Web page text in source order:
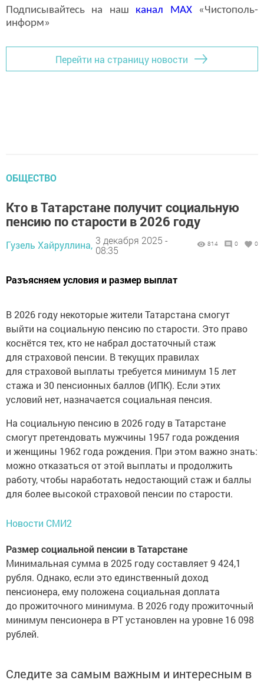
Подписывайтесь на наш канал MAX«Чистополь-
информ»
Перейти на страницу новости
ОБЩЕСТВО
Кто в Татарстане получит социальную
пенсию по старости в 2026 году
Гузель Хайруллина, 3 декабря 2025 -
08:35
814 0 0
Разъясняем условия и размер выплат
В 2026 году некоторые жители Татарстана смогут
выйти на социальную пенсию по старости. Это право
коснётся тех, кто не набрал достаточный стаж
для страховой пенсии. В текущих правилах
для страховой выплаты требуется минимум 15 лет
стажа и 30 пенсионных баллов (ИПК). Если этих
условий нет, назначается социальная пенсия.
На социальную пенсию в 2026 году в Татарстане
смогут претендовать мужчины 1957 года рождения
и женщины 1962 года рождения. При этом важно знать:
можно отказаться от этой выплаты и продолжить
работу, чтобы наработать недостающий стаж и баллы
для более высокой страховой пенсии по старости.
Новости СМИ2
Размер социальной пенсии в Татарстане
Минимальная сумма в 2025 году составляет 9 424,1
рубля. Однако, если это единственный доход
пенсионера, ему положена социальная доплата
до прожиточного минимума. В 2026 году прожиточный
минимум пенсионера в РТ установлен на уровне 16 098
рублей.
Следите за самым важным и интересным в